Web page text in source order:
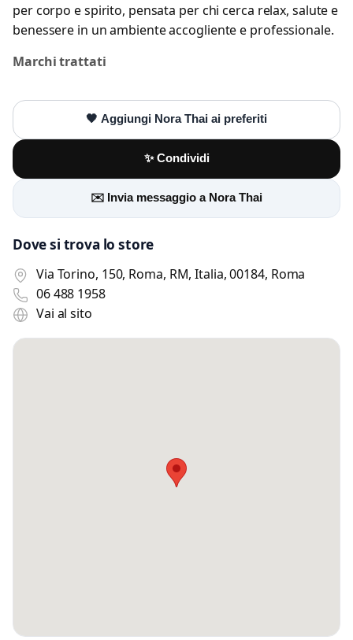
per corpo e spirito, pensata per chi cerca relax, salute e
benessere in un ambiente accogliente e professionale.
Marchi trattati
🖤 Aggiungi Nora Thai ai preferiti
✨ Condividi
✉️ Invia messaggio a Nora Thai
Dove si trova lo store
Via Torino, 150, Roma, RM, Italia, 00184, Roma
06 488 1958
Vai al sito